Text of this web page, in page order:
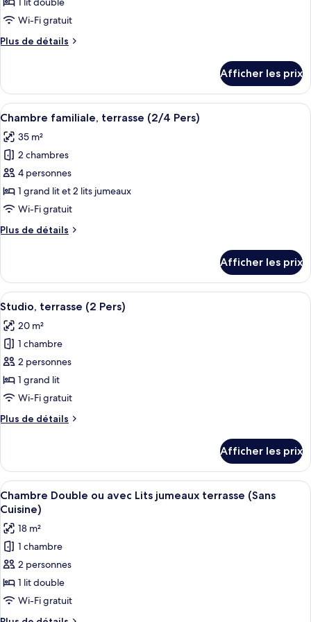
type
chambre :
ou
Twin
(Sans
Cuisine)
Wi-Fi gratuit
Plus de détails
Plus
Chambre
Double
ou
(Sans
Cuisine)
Afficher les prix
Afficher
toutes
les
photos
pour
ce
type
chambre :
terrasse
(2/4
Pers)
Une chambre d’hôtel moderne avec
5
Chambre familiale, terrasse (2/4 Pers)
35 m²
2 chambres
4 personnes
1 grand lit et 2 lits jumeaux
Wi-Fi gratuit
Plus de détails
Plus
Chambre
familiale,
terrasse
Pers)
Afficher les prix
Afficher
toutes
les
photos
pour
ce
type
chambre :
(2
Pers)
Une chambre d’hôtel moderne,
5
Studio, terrasse (2 Pers)
20 m²
1 chambre
2 personnes
1 grand lit
Wi-Fi gratuit
Plus de détails
Plus
Studio,
terrasse
(2
Pers)
Afficher les prix
Afficher
toutes
les
photos
pour
ce
type
de
chambre :
Une chambre d’hôtel moderne
5
Chambre Double ou avec Lits jumeaux terrasse (Sans
Cuisine)
18 m²
1 chambre
2 personnes
1 lit double
Wi-Fi gratuit